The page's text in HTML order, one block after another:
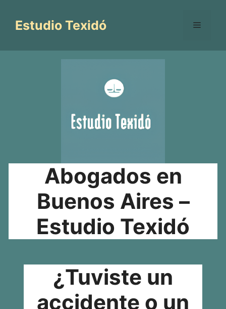
contenido
Estudio Texidó Menú
Abogados en
Buenos Aires –
Estudio Texidó
¿Tuviste un
accidente o un